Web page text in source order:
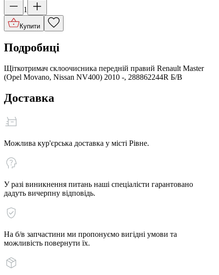
1
Купити
Подробиці
Щіткотримач склоочисника передній правий Renault Master
(Opel Movano, Nissan NV400) 2010 -, 288862244R Б/В
Доставка
Можлива кур'єрська доставка у місті Рівне.
У разі виникнення питань наші спеціалісти гарантовано
дадуть вичерпну відповідь.
На б/в запчастини ми пропонуємо вигідні умови та
можливість повернути їх.